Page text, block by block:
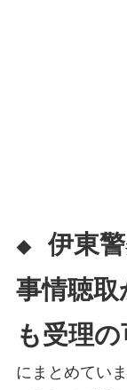
◆伊東
事情聴
も受理
にまとめてい